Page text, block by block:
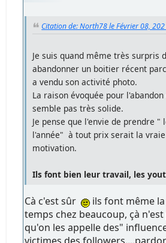
Citation de: North78 le Février 08,
Je suis quand même très surpris
abandonner un boitier récent
a vendu son activité photo.
La raison évoquée pour
semble pas très solide.
Je pense que l'envie de prendre "
l'année" à tout prix serait la
motivation.
Ils font bien leur travail, les
Cà c'est sûr
ils font même
temps chez beaucoup, çà
qu'on les appelle des"